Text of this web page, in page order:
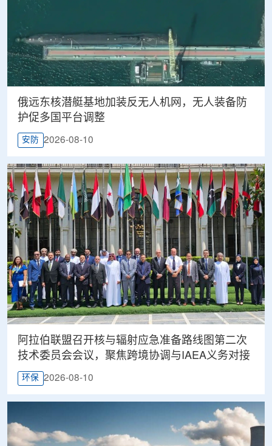
俄远东核潜艇基地加装反无人机网，无人装备防
护促多国平台调整
安防 2026-08-10
阿拉伯联盟召开核与辐射应急准备路线图第二次
技术委员会会议，聚焦跨境协调与IAEA义务对接
环保 2026-08-10